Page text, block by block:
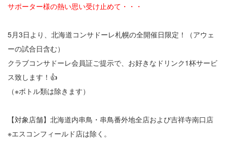
サポーター様の熱い思い受け止めて・・・
5月3日より、北海道コンサドーレ札幌の全開催日限定！（アウェ
ーの試合日含む）
クラブコンサドーレ会員証ご提示で、お好きなドリンク1杯サービ
ス致します！👍
（※ボトル類は除きます）
【対象店舗】北海道内串鳥・串鳥番外地全店および吉祥寺南口店
※エスコンフィールド店は除く。
年間アーカイブ
2026年(7)
2024年 (7)